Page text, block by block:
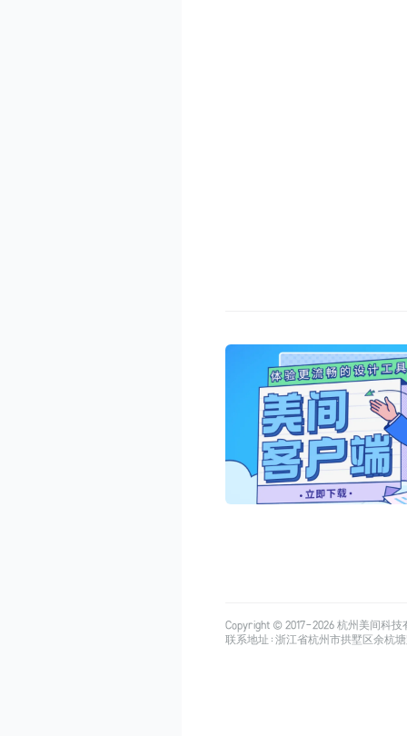
Copyright © 2017-2026杭州美间科技
联系地址：浙江省杭州市拱墅区余杭